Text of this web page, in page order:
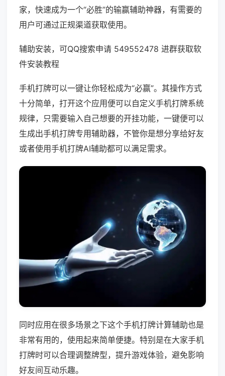
家，快速成为一个“必胜”的输赢辅助神器，有需要的
用户可通过正规渠道获取使用。
辅助安装，可QQ搜索申请 549552478 进群获取软
件安装教程
手机打牌可以一键让你轻松成为“必赢”。其操作方式
十分简单，打开这个应用便可以自定义手机打牌系统
规律，只需要输入自己想要的开挂功能，一键便可以
生成出手机打牌专用辅助器，不管你是想分享给好友
或者使用手机打牌AI辅助都可以满足需求。
同时应用在很多场景之下这个手机打牌计算辅助也是
非常有用的，使用起来简单便捷。特别是在大家手机
打牌时可以合理调整牌型，提升游戏体验，避免影响
好友间互动乐趣。